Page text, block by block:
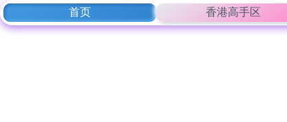
首页 香港高手区